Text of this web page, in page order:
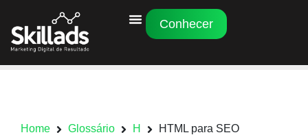
Conhecer
Home Glossário H HTML para SEO